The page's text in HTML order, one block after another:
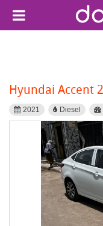
Hyundai Accent
2021 Diesel